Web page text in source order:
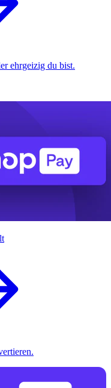
ehrgeizig du bist.